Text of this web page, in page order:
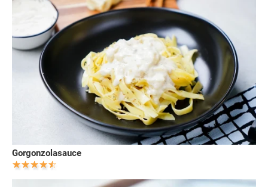
Gorgonzolasauce